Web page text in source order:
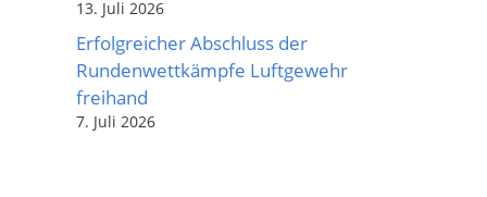
13. Juli 2026
Erfolgreicher Abschluss der
Rundenwettkämpfe Luftgewehr
freihand
7. Juli 2026